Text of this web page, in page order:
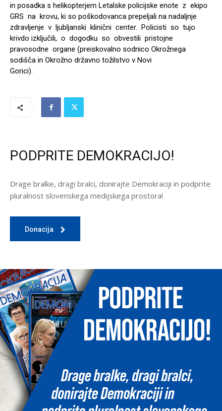
in posadka s helikopterjem Letalske policijske enote z ekipo
GRS na krovu, ki so poškodovanca prepeljali na nadaljnje
zdravljenje v ljubljanski klinični center. Policisti so tujo
krivdo izključili, o dogodku so obvestili pristojne
pravosodne organe (preiskovalno sodnico Okrožnega
sodišča in Okrožno državno tožilstvo v Novi
Gorici).
PODPRITE DEMOKRACIJO!
Drage bralke, dragi bralci, donirajte Demokraciji in podprite
pluralnost slovenskega medijskega prostora!
Donacija